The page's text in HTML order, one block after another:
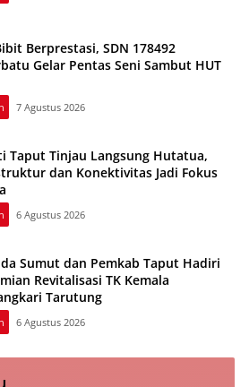
Berprestasi, SDN 178492
Gelar Pentas Seni Sambut HUT
7 Agustus 2026
Taput Tinjau Langsung Hutatua,
dan Konektivitas Jadi Fokus
6 Agustus 2026
Sumut dan Pemkab Taput Hadiri
Revitalisasi TK Kemala
Tarutung
6 Agustus 2026